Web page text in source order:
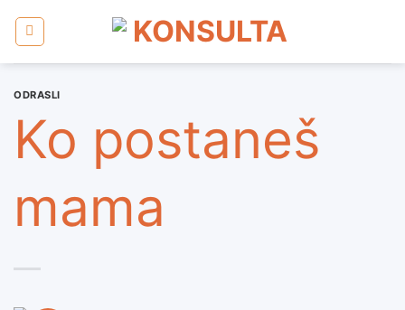
ODRASLI
Ko postaneš
mama